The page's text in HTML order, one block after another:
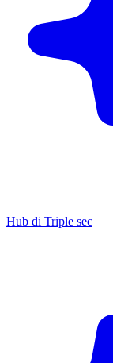
Hub di Triple sec